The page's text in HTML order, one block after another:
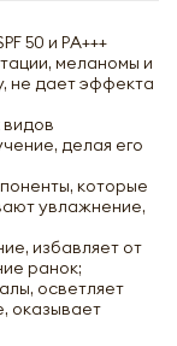
50 и РА+++
меланомы и
не дает эффекта
видов
делая его
которые
увлажнение,
избавляет от
ранок;
осветляет
оказывает